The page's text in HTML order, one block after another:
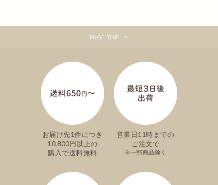
PAGE TOP
お届け先1件につき
10,800円以上の
購入で送料無料
営業日11時までの
ご注文で
一部商品除く